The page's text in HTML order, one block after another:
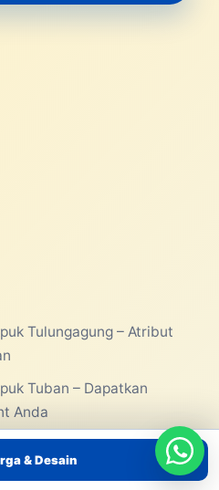
& Desain
Tulungagung – Atribut
Tuban – Dapatkan
Anda
Trenggalek – Ciptakan